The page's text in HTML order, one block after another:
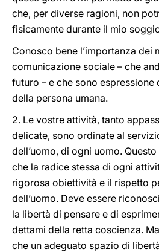
che, per diverse ragioni, non
fisicamente durante il mio
Conosco bene l’importanza dei
comunicazione sociale – che
futuro – e che sono espressione
della persona umana.
2. Le vostre attività, tanto
delicate, sono ordinate al
dell’uomo, di ogni uomo.
che la radice stessa di ogni
rigorosa obiettività e il rispetto
dell’uomo. Deve essere
la libertà di pensare e di
dettami della retta coscienza.
che un adeguato spazio di